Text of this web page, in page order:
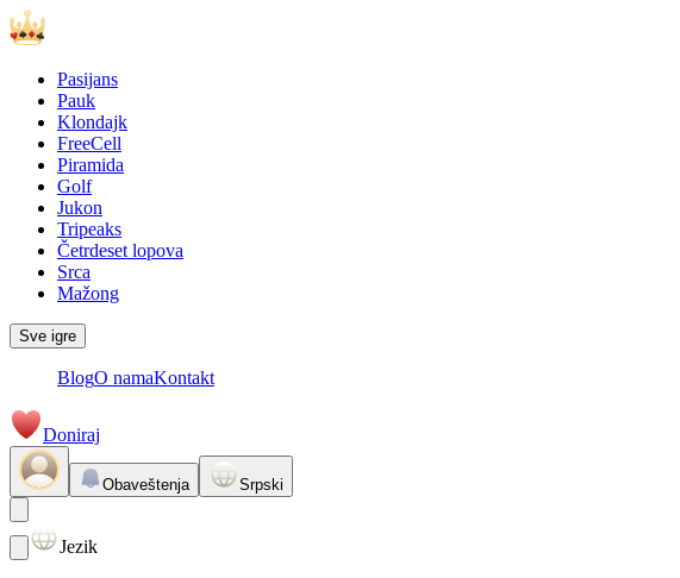
Pasijans
Pauk
Klondajk
FreeCell
Piramida
Golf
Jukon
Tripeaks
Četrdeset lopova
Srca
Mažong
Sve igre
BlogO namaKontakt
Doniraj
Obaveštenja Srpski
Jezik